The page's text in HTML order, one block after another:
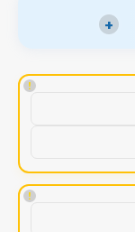
+
!
!